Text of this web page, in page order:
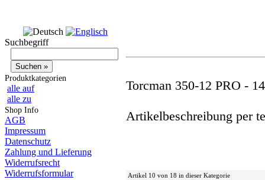
Suchbegriff
Produktkategorien
alle auf
alle zu
Shop Info
AGB
Impressum
Datenschutz
Zahlung und Lieferung
Widerrufsrecht
Widerrufsformular
Torcman 350-12 PRO -
Artikelbeschreibung per
Artikel 10 von 18 in dieser Kategorie